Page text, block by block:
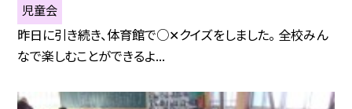
児童会
昨日に引き続き、体育館で○✕クイズをしました。 全校みん
なで楽しむことができるよ...